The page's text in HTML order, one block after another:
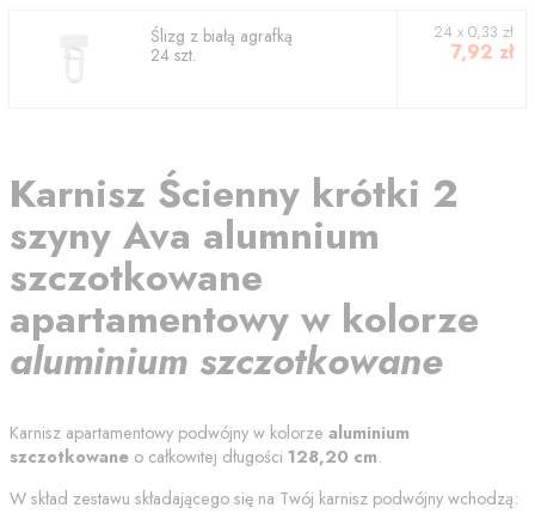
Ślizg z białą agrafką
24 szt.
24 x 0,33 zł
7,92 zł
Karnisz Ścienny krótki 2
szyny Ava alumnium
szczotkowane
apartamentowy w kolorze
aluminium szczotkowane
Karnisz apartamentowy podwójny w kolorze aluminium
szczotkowane o całkowitej długości 128,20 cm.
W skład zestawu składającego się na Twój karnisz podwójny wchodzą: